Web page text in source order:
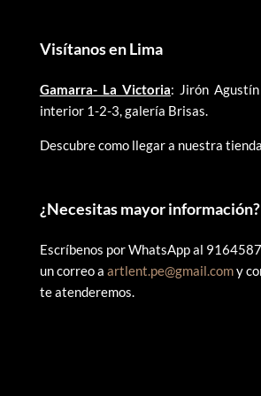
Visítanos en Lima
Gamarra- La Victoria: Jirón
interior 1-2-3, galería Brisas.
Descubre como llegar a nuestra tienda
¿Necesitas mayor información?
Escríbenos por WhatsApp al
un correo a artlent.pe@gmail.comy
te atenderemos.